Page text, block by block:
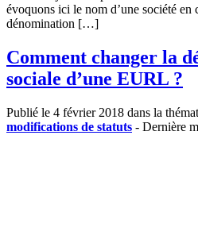
évoquons ici le nom d’une société en
dénomination […]
Comment changer la
sociale d’une EURL ?
Publié le 4 février 2018 dans la
modifications de statuts - Dernière